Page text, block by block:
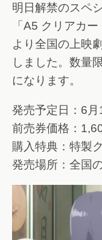
明日解禁のスペ
「A5 クリアカ
より全国の上映
しました。数量
になります。
発売予定日：6月
前売券価格：
購入特典：特製
発売場所：全国